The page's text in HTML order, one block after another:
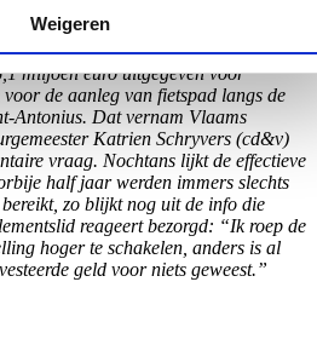
Weigeren
miljoen euro uitgegeven voor
de aanleg van fietspad langs de
Antonius. Dat vernam Vlaams
Katrien Schryvers (cd&v)
vraag. Nochtans lijkt de effectieve
half jaar werden immers slechts
zo blijkt nog uit de info die
reageert bezorgd: “Ik roep de
hoger te schakelen, anders is al
geld voor niets geweest.”